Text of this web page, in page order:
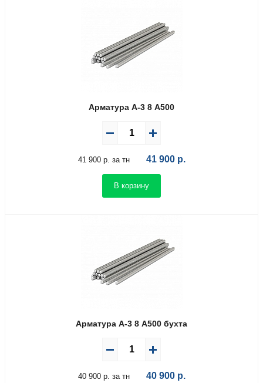
Арматура А-3 8 А500
41 900 р. за тн 41 900р.
В корзину
Арматура А-3 8 А500 бухта
40 900 р. за тн 40 900р.